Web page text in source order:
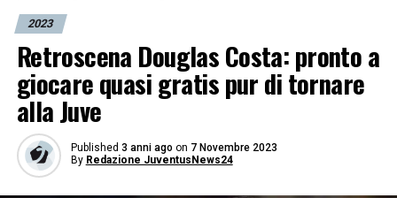
2023
Retroscena Douglas Costa: pronto a
giocare quasi gratis pur di tornare
alla Juve
Published 3 anni ago on 7 Novembre 2023
By Redazione JuventusNews24